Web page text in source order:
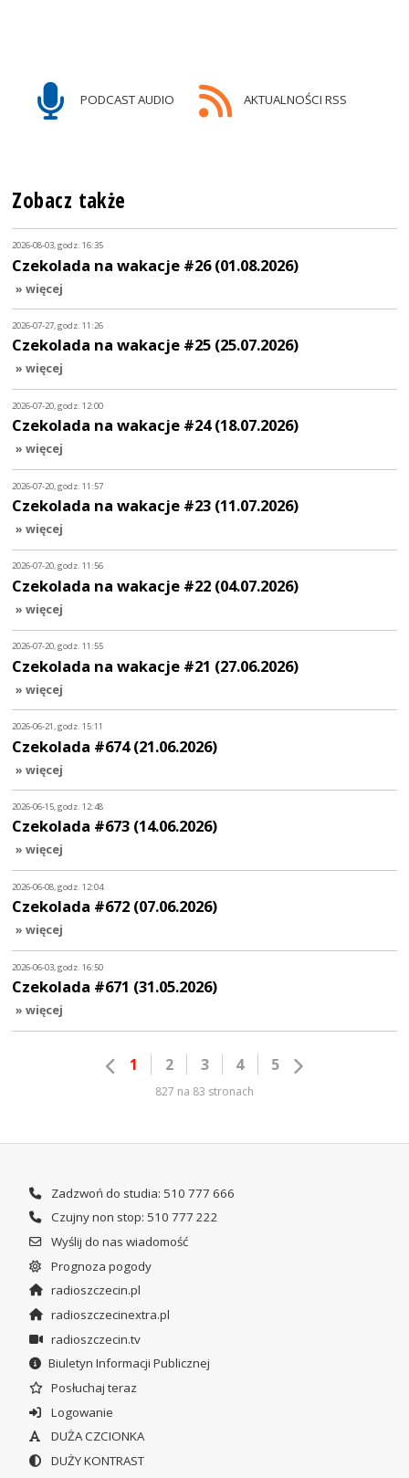
PODCAST AUDIO AKTUALNOŚCI RSS
Zobacz także
2026-08-03, godz. 16:35
Czekolada na wakacje #26 (01.08.2026)
» więcej
2026-07-27, godz. 11:26
Czekolada na wakacje #25 (25.07.2026)
» więcej
2026-07-20, godz. 12:00
Czekolada na wakacje #24 (18.07.2026)
» więcej
2026-07-20, godz. 11:57
Czekolada na wakacje #23 (11.07.2026)
» więcej
2026-07-20, godz. 11:56
Czekolada na wakacje #22 (04.07.2026)
» więcej
2026-07-20, godz. 11:55
Czekolada na wakacje #21 (27.06.2026)
» więcej
2026-06-21, godz. 15:11
Czekolada #674 (21.06.2026)
» więcej
2026-06-15, godz. 12:48
Czekolada #673 (14.06.2026)
» więcej
2026-06-08, godz. 12:04
Czekolada #672 (07.06.2026)
» więcej
2026-06-03, godz. 16:50
Czekolada #671 (31.05.2026)
» więcej
1 2 3 4 5
827 na 83 stronach
Zadzwoń do studia: 510 777 666
Czujny non stop: 510 777 222
Wyślij do nas wiadomość
Prognoza pogody
radioszczecin.pl
radioszczecinextra.pl
radioszczecin.tv
Biuletyn Informacji Publicznej
Posłuchaj teraz
Logowanie
DUŻA CZCIONKA
DUŻY KONTRAST